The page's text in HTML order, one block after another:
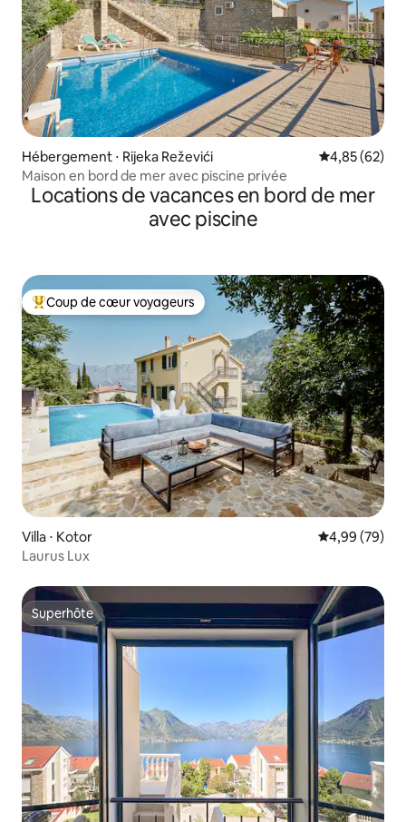
Hébergement ⋅ Rijeka Reževići Évaluation
4,85 (62)
Maison en bord de mer avec piscine privée
Locations de vacances en bord de mer
avec piscine
Coups de cœur voyageurs les plus appréciés
Coup de cœur voyageurs
Villa ⋅ Kotor Évaluation
4,99 (79)
Laurus Lux
Superhôte
Superhôte